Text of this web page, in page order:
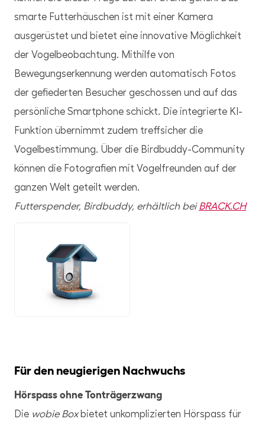
smarte Futterhäuschen ist mit einer Kamera
ausgerüstet und bietet eine innovative Möglichkeit
der Vogelbeobachtung. Mithilfe von
Bewegungserkennung werden automatisch Fotos
der gefiederten Besucher geschossen und auf das
persönliche Smartphone schickt. Die integrierte KI-
Funktion übernimmt zudem treffsicher die
Vogelbestimmung. Über die Birdbuddy-Community
können die Fotografien mit Vogelfreunden auf der
ganzen Welt geteilt werden.
Futterspender, Birdbuddy, erhältlich beiBRACK.CH
Für den neugierigen Nachwuchs
Hörspass ohne Tonträgerzwang
Die wobie Boxbietet unkomplizierten Hörspass für